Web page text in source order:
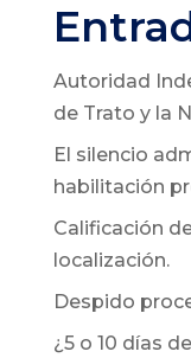
Autoridad
de Trato y la
El silencio
habilitación
Calificación
localización.
Despido
¿5 o 10 días